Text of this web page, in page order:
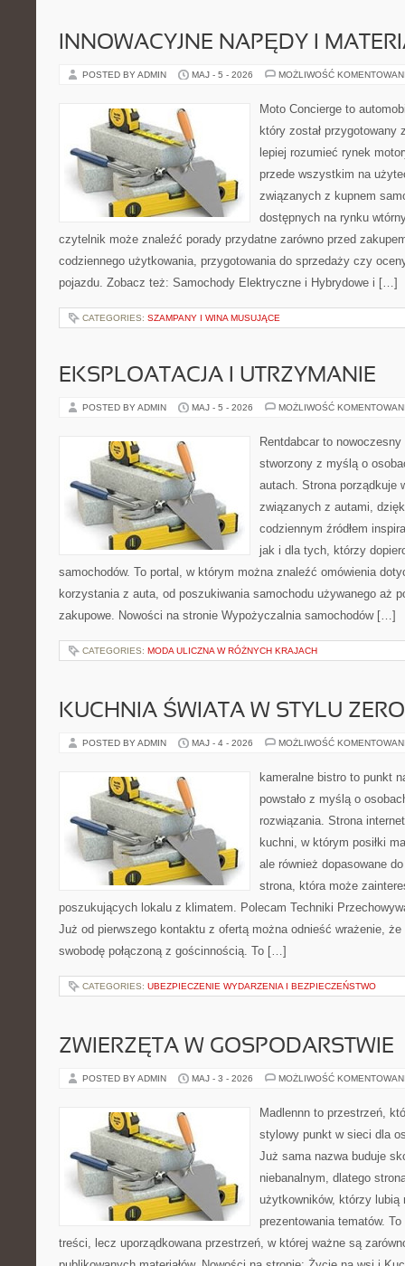
INNOWACYJNE NAPĘDY I
POSTED BY ADMIN MAJ - 5 - 2026 MOŻLIWOŚĆ
Moto Concierge to
który został
lepiej rozumieć rynek
przede wszystkim na
związanych z kupnem
dostępnych na rynku
czytelnik może znaleźć porady przydatne zarówno przed
codziennego użytkowania, przygotowania do sprzedaży czy
pojazdu. Zobacz też: Samochody Elektryczne i Hybrydowe i […]
CATEGORIES: SZAMPANY I WINA MUSUJĄCE
EKSPLOATACJA I UTRZYMANIE
POSTED BY ADMIN MAJ - 5 - 2026 MOŻLIWOŚĆ
Rentdabcar to
stworzony z myślą o
autach. Strona porządkuje
związanych z autami,
codziennym źródłem
jak i dla tych, którzy
samochodów. To portal, w którym można znaleźć omówienia
korzystania z auta, od poszukiwania samochodu używanego aż
zakupowe. Nowości na stronie Wypożyczalnia samochodów […]
CATEGORIES: MODA ULICZNA W RÓŻNYCH KRAJACH
KUCHNIA ŚWIATA W STYLU
POSTED BY ADMIN MAJ - 4 - 2026 MOŻLIWOŚĆ
kameralne bistro to punkt
powstało z myślą o
rozwiązania. Strona
kuchni, w którym posiłki
ale również dopasowane
strona, która może
poszukujących lokalu z klimatem. Polecam Techniki
Już od pierwszego kontaktu z ofertą można odnieść wrażenie,
swobodę połączoną z gościnnością. To […]
CATEGORIES: UBEZPIECZENIE WYDARZENIA I BEZPIECZEŃSTWO
ZWIERZĘTA W GOSPODARSTWIE
POSTED BY ADMIN MAJ - 3 - 2026 MOŻLIWOŚĆ
Madlennn to przestrzeń,
stylowy punkt w sieci dla
Już sama nazwa buduje
niebanalnym, dlatego
użytkowników, którzy lubią
prezentowania tematów.
treści, lecz uporządkowana przestrzeń, w której ważne są